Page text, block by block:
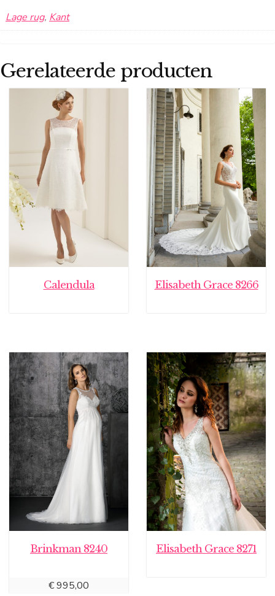
Lage rug, Kant
Gerelateerde producten
Calendula Elisabeth Grace 8266
Brinkman 8240
€995,00
Elisabeth Grace 8271